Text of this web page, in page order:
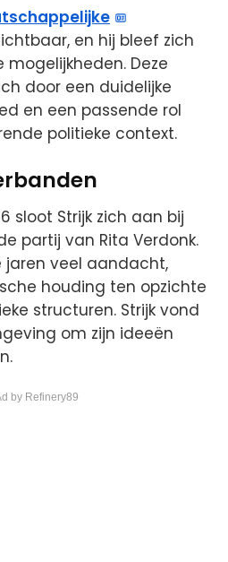
en hij bleef zich
Deze
door een duidelijke
en een passende rol
politieke context.
sloot Strijk zich aan bij
partij van Rita Verdonk.
jaren veel aandacht,
houding ten opzichte
structuren. Strijk vond
om zijn ideeën
by Refinery89